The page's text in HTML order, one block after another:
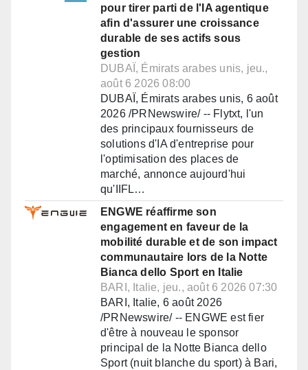
pour tirer parti de l'IA agentique
afin d'assurer une croissance
durable de ses actifs sous
gestion
DUBAÏ, Émirats arabes unis, jeu.,
août 6 2026 08:00
DUBAÏ, Émirats arabes unis, 6 août
2026 /PRNewswire/ -- Flytxt, l'un
des principaux fournisseurs de
solutions d'IA d'entreprise pour
l'optimisation des places de
marché, annonce aujourd'hui
qu'IIFL…
ENGWE réaffirme son
engagement en faveur de la
mobilité durable et de son impact
communautaire lors de la Notte
Bianca dello Sport en Italie
BARI, Italie, jeu., août 6 2026 07:30
BARI, Italie, 6 août 2026
/PRNewswire/ -- ENGWE est fier
d'être à nouveau le sponsor
principal de la Notte Bianca dello
Sport (nuit blanche du sport) à Bari,